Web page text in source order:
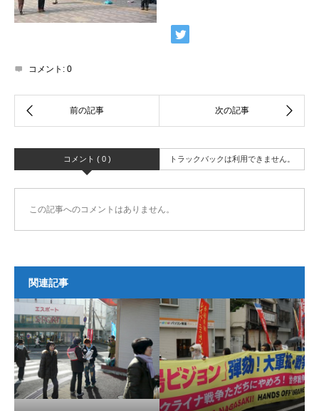
コメント: 0
コメント ( 0 ) トラックバックは利用できません。
この記事へのコメントはありません。
関連記事